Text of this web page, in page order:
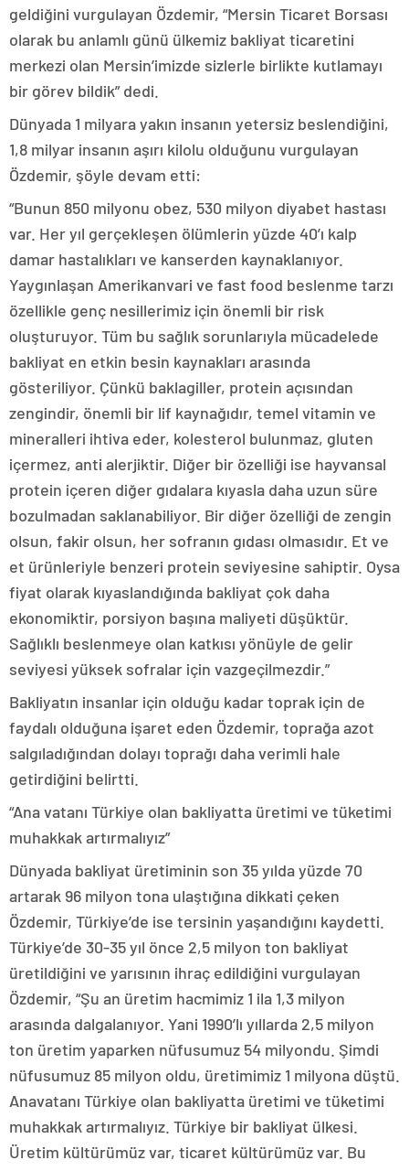
geldiğini vurgulayan Özdemir, “Mersin Ticaret Borsası
olarak bu anlamlı günü ülkemiz bakliyat ticaretini
merkezi olan Mersin’imizde sizlerle birlikte kutlamayı
bir görev bildik” dedi.
Dünyada 1 milyara yakın insanın yetersiz beslendiğini,
1,8 milyar insanın aşırı kilolu olduğunu vurgulayan
Özdemir, şöyle devam etti:
“Bunun 850 milyonu obez, 530 milyon diyabet hastası
var. Her yıl gerçekleşen ölümlerin yüzde 40’ı kalp
damar hastalıkları ve kanserden kaynaklanıyor.
Yaygınlaşan Amerikanvari ve fast food beslenme tarzı
özellikle genç nesillerimiz için önemli bir risk
oluşturuyor. Tüm bu sağlık sorunlarıyla mücadelede
bakliyat en etkin besin kaynakları arasında
gösteriliyor. Çünkü baklagiller, protein açısından
zengindir, önemli bir lif kaynağıdır, temel vitamin ve
mineralleri ihtiva eder, kolesterol bulunmaz, gluten
içermez, anti alerjiktir. Diğer bir özelliği ise hayvansal
protein içeren diğer gıdalara kıyasla daha uzun süre
bozulmadan saklanabiliyor. Bir diğer özelliği de zengin
olsun, fakir olsun, her sofranın gıdası olmasıdır. Et ve
et ürünleriyle benzeri protein seviyesine sahiptir. Oysa
fiyat olarak kıyaslandığında bakliyat çok daha
ekonomiktir, porsiyon başına maliyeti düşüktür.
Sağlıklı beslenmeye olan katkısı yönüyle de gelir
seviyesi yüksek sofralar için vazgeçilmezdir.”
Bakliyatın insanlar için olduğu kadar toprak için de
faydalı olduğuna işaret eden Özdemir, toprağa azot
salgıladığından dolayı toprağı daha verimli hale
getirdiğini belirtti.
“Ana vatanı Türkiye olan bakliyatta üretimi ve tüketimi
muhakkak artırmalıyız”
Dünyada bakliyat üretiminin son 35 yılda yüzde 70
artarak 96 milyon tona ulaştığına dikkati çeken
Özdemir, Türkiye’de ise tersinin yaşandığını kaydetti.
Türkiye’de 30-35 yıl önce 2,5 milyon ton bakliyat
üretildiğini ve yarısının ihraç edildiğini vurgulayan
Özdemir, “Şu an üretim hacmimiz 1 ila 1,3 milyon
arasında dalgalanıyor. Yani 1990’lı yıllarda 2,5 milyon
ton üretim yaparken nüfusumuz 54 milyondu. Şimdi
nüfusumuz 85 milyon oldu, üretimimiz 1 milyona düştü.
Anavatanı Türkiye olan bakliyatta üretimi ve tüketimi
muhakkak artırmalıyız. Türkiye bir bakliyat ülkesi.
Üretim kültürümüz var, ticaret kültürümüz var. Bu